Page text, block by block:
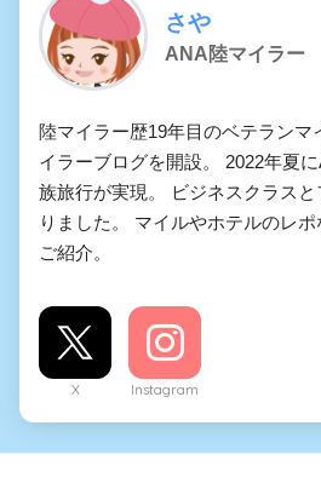
さや
ANA陸マイラー
陸マイラー歴19年目のベテランマ
イラーブログを開設。 2022年夏
族旅行が実現。 ビジネスクラス
りました。 マイルやホテルのレ
ご紹介。
X Instagram